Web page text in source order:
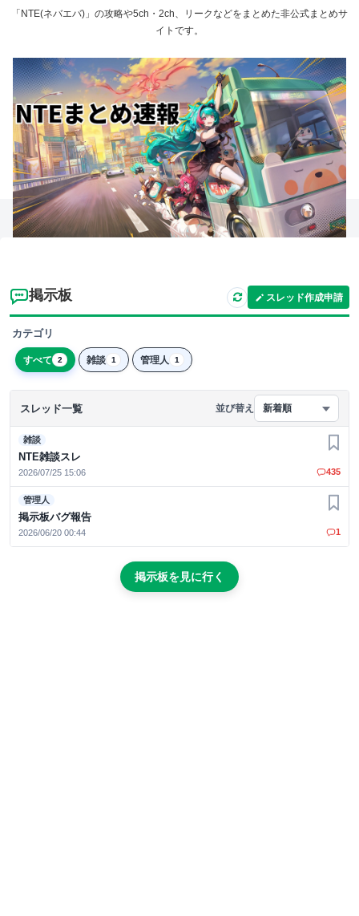
「NTE(ネバエバ)」の攻略や5ch・2ch、リークなどをまとめた非公式まとめサ
イトです。
掲示板 スレッド作成申請
カテゴリ
すべて 2 雑談 1 管理人 1
スレッド一覧 並び替え 新着順
雑談
NTE雑談スレ
2026/07/25 15:06
お気
435
管理人
掲示板バグ報告
2026/06/20 00:44
お気
1
掲示板を見に行く